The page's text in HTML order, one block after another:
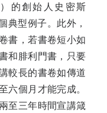
的創始人史密斯
典型例子。此外，
書，若書卷短小如
和腓利門書，只要
較長的書卷如傳道
六個月才能完成。
至三年時間宣講箴